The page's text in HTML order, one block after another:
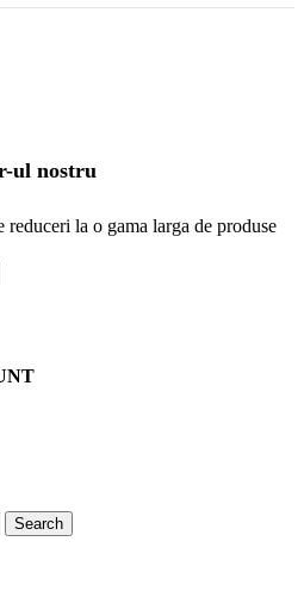
ul nostru
la o gama larga de produse
Search